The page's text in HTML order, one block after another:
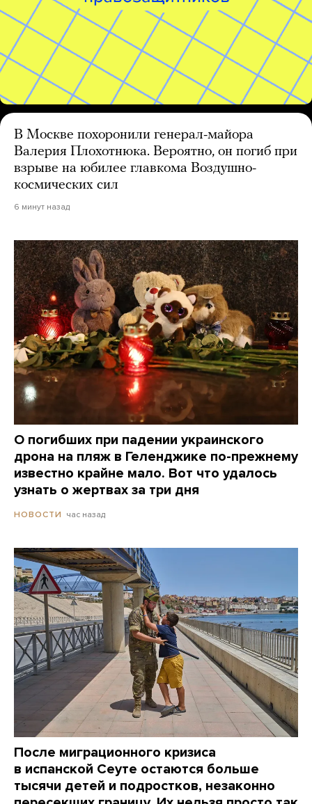
В Москве похоронили генерал-майора
Валерия Плохотнюка. Вероятно, он погиб при
взрыве на юбилее главкома Воздушно-
космических сил
6 минут назад
О погибших при падении украинского
дрона на пляж в Геленджике по-прежнему
известно крайне мало. Вот что удалось
узнать о жертвах за три дня
НОВОСТИ час назад
После миграционного кризиса
в испанской Сеуте остаются больше
тысячи детей и подростков, незаконно